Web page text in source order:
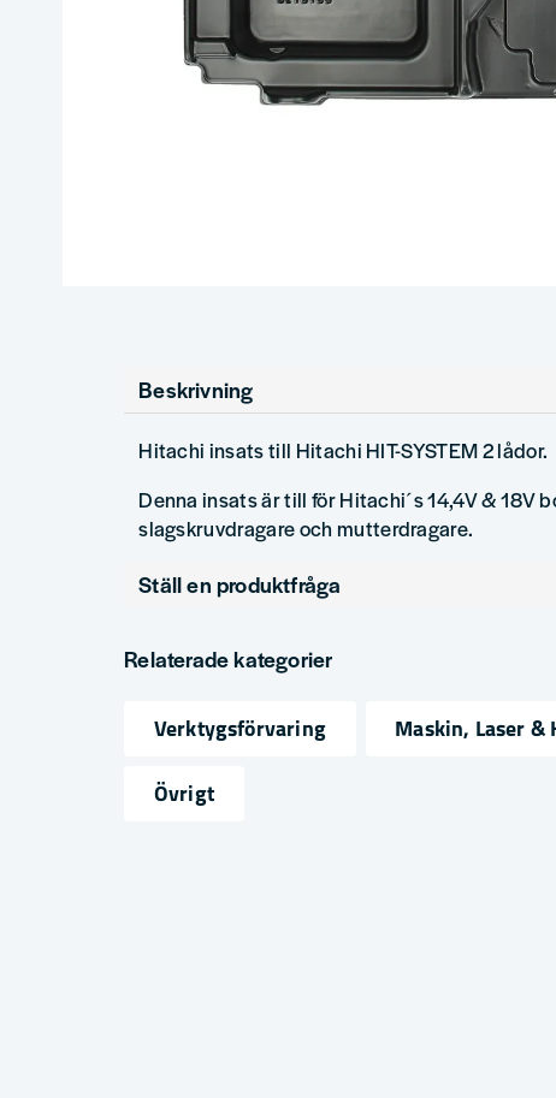
Beskrivning
Hitachi insats till Hitachi HIT-SYSTEM 2 lådor.
Denna insats är till för Hitachi´s 14,4V & 18V
slagskruvdragare och mutterdragare.
Ställ en produktfråga
Fråga oss något om denna produkten...
Namn
Relaterade kategorier
Verktygsförvaring
Maskin, Laser
Övrigt